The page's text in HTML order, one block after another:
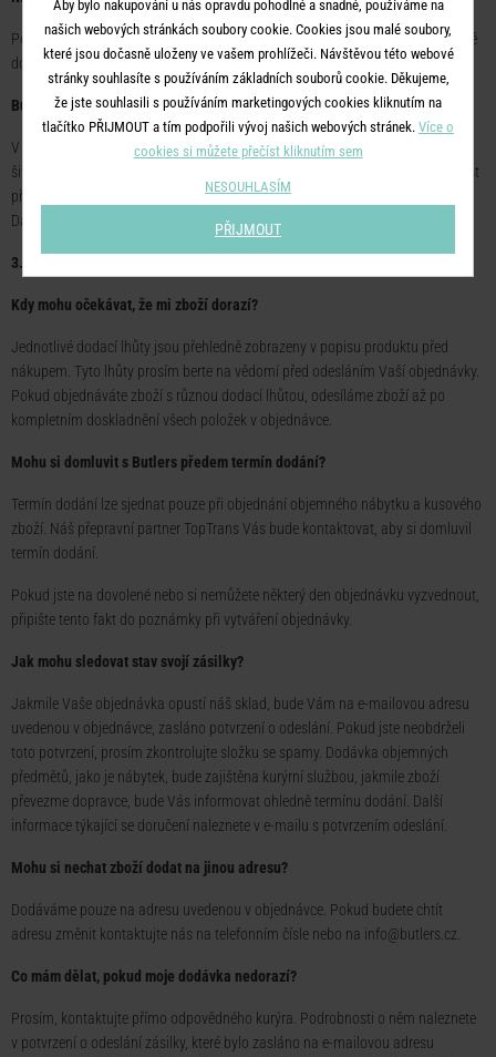
Pokud chcete vrátit zboží, nebo pokud jste si objednali zboží, které v současné
době není na skladě, bude Vám Vaše platba vrácena zpět na Váš účet.
Budou mé osobní údaje přenášeny bezpečně?
V průběhu celého platebního procesu používáme SSL (Secure Socket Layer)
šifrování pro všechny přenosy dat. Tato metoda poskytuje nejvyšší bezpečnost
při online přenosu dat. To znamená, že vaše data nelze číst třetími stranami.
Další informace naleznete v sekci Ochrana osobních údajů a soukromí.
3. Dodání
Kdy mohu očekávat, že mi zboží dorazí?
Jednotlivé dodací lhůty jsou přehledně zobrazeny v popisu produktu před
nákupem. Tyto lhůty prosím berte na vědomí před odesláním Vaší objednávky.
Pokud objednáváte zboží s různou dodací lhůtou, odesíláme zboží až po
kompletním doskladnění všech položek v objednávce.
Mohu si domluvit s Butlers předem termín dodání?
Termín dodání lze sjednat pouze při objednání objemného nábytku a kusového
zboží. Náš přepravní partner TopTrans Vás bude kontaktovat, aby si domluvil
termín dodání.
Pokud jste na dovolené nebo si nemůžete některý den objednávku vyzvednout,
připište tento fakt do poznámky při vytváření objednávky.
Jak mohu sledovat stav svojí zásilky?
Jakmile Vaše objednávka opustí náš sklad, bude Vám na e-mailovou adresu
uvedenou v objednávce, zasláno potvrzení o odeslání. Pokud jste neobdrželi
toto potvrzení, prosím zkontrolujte složku se spamy. Dodávka objemných
předmětů, jako je nábytek, bude zajištěna kurýrní službou, jakmile zboží
převezme dopravce, bude Vás informovat ohledně termínu dodání. Další
informace týkající se doručení naleznete v e-mailu s potvrzením odeslání.
Mohu si nechat zboží dodat na jinou adresu?
Dodáváme pouze na adresu uvedenou v objednávce. Pokud budete chtít
adresu změnit kontaktujte nás na telefonním čísle nebo na info@butlers.cz
Co mám dělat, pokud moje dodávka nedorazí?
Prosím, kontaktujte přímo odpovědného kurýra. Podrobnosti o něm naleznete
v potvrzení o odeslání zásilky, které bylo zasláno na e-mailovou adresu
Aby bylo nakupování u nás opravdu pohodlné a snadné, používáme na
našich webových stránkách soubory cookie. Cookies jsou malé soubory,
které jsou dočasně uloženy ve vašem prohlížeči. Návštěvou této webové
stránky souhlasíte s používáním základních souborů cookie. Děkujeme,
že jste souhlasili s používáním marketingových cookies kliknutím na
tlačítko PŘIJMOUT a tím podpořili vývoj našich webových stránek. Více o
cookies si můžete přečíst kliknutím sem
NESOUHLASÍM
PŘIJMOUT